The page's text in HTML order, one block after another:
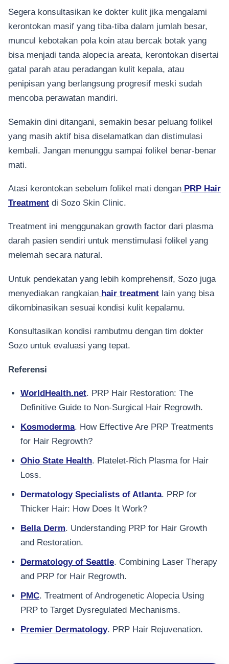
Segera konsultasikan ke dokter kulit jika mengalami
kerontokan masif yang tiba-tiba dalam jumlah besar,
muncul kebotakan pola koin atau bercak botak yang
bisa menjadi tanda alopecia areata, kerontokan disertai
gatal parah atau peradangan kulit kepala, atau
penipisan yang berlangsung progresif meski sudah
mencoba perawatan mandiri.
Semakin dini ditangani, semakin besar peluang folikel
yang masih aktif bisa diselamatkan dan distimulasi
kembali. Jangan menunggu sampai folikel benar-benar
mati.
Atasi kerontokan sebelum folikel mati dengan PRP Hair
Treatment di Sozo Skin Clinic.
Treatment ini menggunakan growth factor dari plasma
darah pasien sendiri untuk menstimulasi folikel yang
melemah secara natural.
Untuk pendekatan yang lebih komprehensif, Sozo juga
menyediakan rangkaian hair treatment lain yang bisa
dikombinasikan sesuai kondisi kulit kepalamu.
Konsultasikan kondisi rambutmu dengan tim dokter
Sozo untuk evaluasi yang tepat.
Referensi
WorldHealth.net. PRP Hair Restoration: The
Definitive Guide to Non-Surgical Hair Regrowth.
Kosmoderma. How Effective Are PRP Treatments
for Hair Regrowth?
Ohio State Health. Platelet-Rich Plasma for Hair
Loss.
Dermatology Specialists of Atlanta. PRP for
Thicker Hair: How Does It Work?
Bella Derm. Understanding PRP for Hair Growth
and Restoration.
Dermatology of Seattle. Combining Laser Therapy
and PRP for Hair Regrowth.
PMC. Treatment of Androgenetic Alopecia Using
PRP to Target Dysregulated Mechanisms.
Premier Dermatology. PRP Hair Rejuvenation.